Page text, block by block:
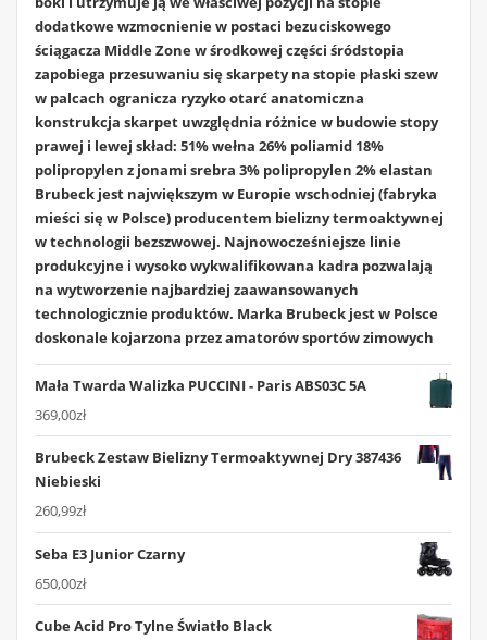
dodatkowe wzmocnienie w postaci bezuciskowego
ściągacza Middle Zone w środkowej części śródstopia
zapobiega przesuwaniu się skarpety na stopie płaski szew
w palcach ogranicza ryzyko otarć anatomiczna
konstrukcja skarpet uwzględnia różnice w budowie stopy
prawej i lewej skład: 51% wełna 26% poliamid 18%
polipropylen z jonami srebra 3% polipropylen 2% elastan
Brubeck jest największym w Europie wschodniej (fabryka
mieści się w Polsce) producentem bielizny termoaktywnej
w technologii bezszwowej. Najnowocześniejsze linie
produkcyjne i wysoko wykwalifikowana kadra pozwalają
na wytworzenie najbardziej zaawansowanych
technologicznie produktów. Marka Brubeck jest w Polsce
doskonale kojarzona przez amatorów sportów zimowych
Mała Twarda Walizka PUCCINI - Paris ABS03C 5A
369,00zł
Brubeck Zestaw Bielizny Termoaktywnej Dry 387436
Niebieski
260,99zł
Seba E3 Junior Czarny
650,00zł
Cube Acid Pro Tylne Światło Black